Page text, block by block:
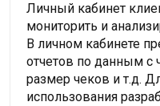
Личный кабинет
мониторить и
В личном кабинете
отчетов по данным с
размер чеков и т.д.
использования